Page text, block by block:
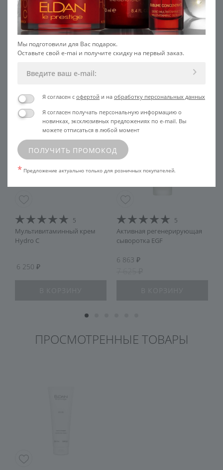
РЕКОМЕНДУЕМ С ЭТИМ
ПРОДУКТОМ
5
Мультивитаминный крем
Hydro С
6 250
Товар месяца 10%
5
Активная регенерирующая
сыворотка EGF
6 863
ПРОСМОТРЕННЫЕ ТОВАРЫ
Мы подготовили для Вас подарок.
Оставьте свой e-mai и получите скидку на первый заказ.
Я согласен с офертой и на обработку персональных данных
Я согласен получать персональную информацию о
новинках, эксклюзивных предложениях по e-mail. Вы
можете отписаться в любой момент
ПОЛУЧИТЬ ПРОМОКОД
* Предложение актуально только для розничных покупателей.